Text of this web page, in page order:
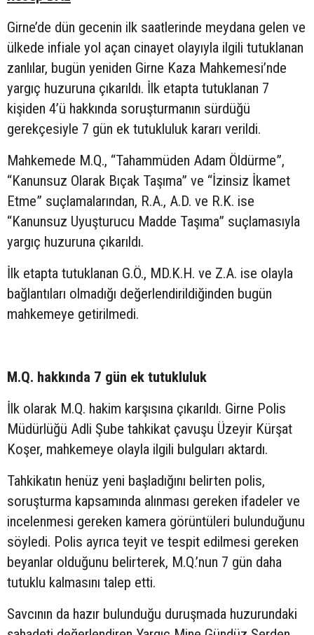
Girne’de dün gecenin ilk saatlerinde meydana gelen ve
ülkede infiale yol açan cinayet olayıyla ilgili tutuklanan
zanlılar, bugün yeniden Girne Kaza Mahkemesi’nde
yargıç huzuruna çıkarıldı. İlk etapta tutuklanan 7
kişiden 4’ü hakkında soruşturmanın sürdüğü
gerekçesiyle 7 gün ek tutukluluk kararı verildi.
Mahkemede M.Q., “Tahammüden Adam Öldürme”,
“Kanunsuz Olarak Bıçak Taşıma” ve “İzinsiz İkamet
Etme” suçlamalarından, R.A., A.D. ve R.K. ise
“Kanunsuz Uyuşturucu Madde Taşıma” suçlamasıyla
yargıç huzuruna çıkarıldı.
İlk etapta tutuklanan G.Ö., MD.K.H. ve Z.A. ise olayla
bağlantıları olmadığı değerlendirildiğinden bugün
mahkemeye getirilmedi.
M.Q. hakkında 7 gün ek tutukluluk
İlk olarak M.Q. hakim karşısına çıkarıldı. Girne Polis
Müdürlüğü Adli Şube tahkikat çavuşu Üzeyir Kürşat
Koşer, mahkemeye olayla ilgili bulguları aktardı.
Tahkikatın henüz yeni başladığını belirten polis,
soruşturma kapsamında alınması gereken ifadeler ve
incelenmesi gereken kamera görüntüleri bulunduğunu
söyledi. Polis ayrıca teyit ve tespit edilmesi gereken
beyanlar olduğunu belirterek, M.Q.’nun 7 gün daha
tutuklu kalmasını talep etti.
Savcının da hazır bulunduğu duruşmada huzurundaki